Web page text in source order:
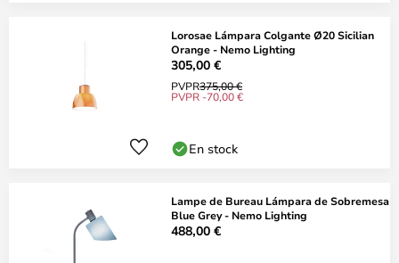
Lorosae Lámpara Colgante Ø20 Sicilian
Orange - Nemo Lighting
305,00 €
PVPR375,00 €
PVPR -70,00 €
En stock
Lampe de Bureau Lámpara de Sobremesa
Blue Grey - Nemo Lighting
488,00 €